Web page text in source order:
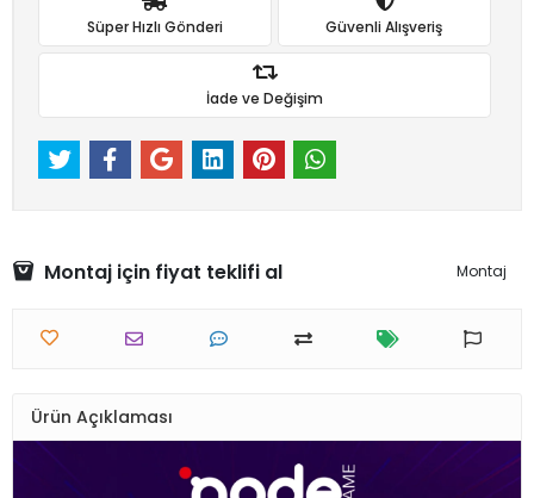
Süper Hızlı Gönderi Güvenli Alışveriş
İade ve Değişim
Montaj için fiyat teklifi al Montaj
Ürün Açıklaması